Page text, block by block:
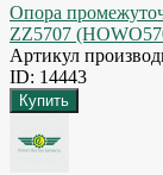
Опора
ZZ5707
Артикул
ID: 14443